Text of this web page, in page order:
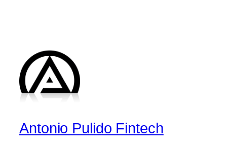
Antonio Pulido Fintech